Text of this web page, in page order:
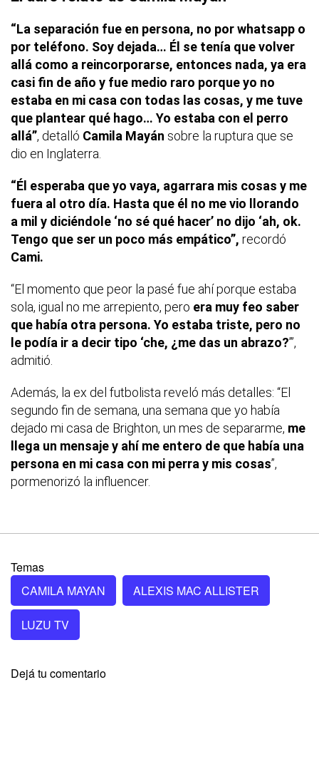
“La separación fue en persona, no por whatsapp o
por teléfono. Soy dejada… Él se tenía que volver
allá como a reincorporarse, entonces nada, ya era
casi fin de año y fue medio raro porque yo no
estaba en mi casa con todas las cosas, y me tuve
que plantear qué hago… Yo estaba con el perro
allá”, detalló Camila Mayán sobre la ruptura que se
dio en Inglaterra.
“Él esperaba que yo vaya, agarrara mis cosas y me
fuera al otro día. Hasta que él no me vio llorando
a mil y diciéndole ‘no sé qué hacer’ no dijo ‘ah, ok.
Tengo que ser un poco más empático”, recordó
Cami.
“El momento que peor la pasé fue ahí porque estaba
sola, igual no me arrepiento, pero era muy feo saber
que había otra persona. Yo estaba triste, pero no
le podía ir a decir tipo ‘che, ¿me das un abrazo?’”,
admitió.
Además, la ex del futbolista reveló más detalles: “El
segundo fin de semana, una semana que yo había
dejado mi casa de Brighton, un mes de separarme, me
llega un mensaje y ahí me entero de que había una
persona en mi casa con mi perra y mis cosas”,
pormenorizó la influencer.
Temas
CAMILA MAYAN
ALEXIS MAC ALLISTER
LUZU TV
Dejá tu comentario